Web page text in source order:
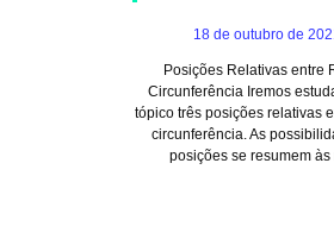
18 de outubro de
Posições Relativas entre
Circunferência Iremos
tópico três posições relativas
circunferência. As
posições se resumem às